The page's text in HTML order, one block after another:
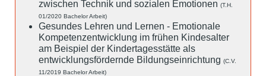
zwischen Technik und sozialen Emotionen (T.H.
01/2020 Bachelor Arbeit)
Gesundes Lehren und Lernen - Emotionale
Kompetenzentwicklung im frühen Kindesalter
am Beispiel der Kindertagesstätte als
entwicklungsfördernde Bildungseinrichtung (C.V.
11/2019 Bachelor Arbeit)